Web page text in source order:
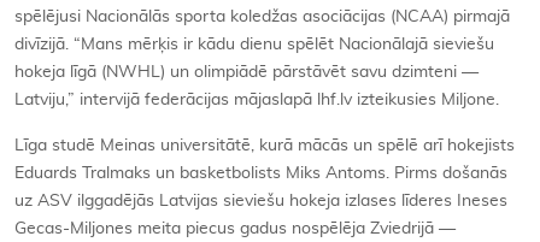
spēlējusi Nacionālās sporta koledžas asociācijas (NCAA) pirmajā
divīzijā. “Mans mērķis ir kādu dienu spēlēt Nacionālajā sieviešu
hokeja līgā (NWHL) un olimpiādē pārstāvēt savu dzimteni —
Latviju,” intervijā federācijas mājaslapā lhf.lv izteikusies Miljone.
Līga studē Meinas universitātē, kurā mācās un spēlē arī hokejists
Eduards Tralmaks un basketbolists Miks Antoms. Pirms došanās
uz ASV ilggadējās Latvijas sieviešu hokeja izlases līderes Ineses
Gecas-Miljones meita piecus gadus nospēlēja Zviedrijā —